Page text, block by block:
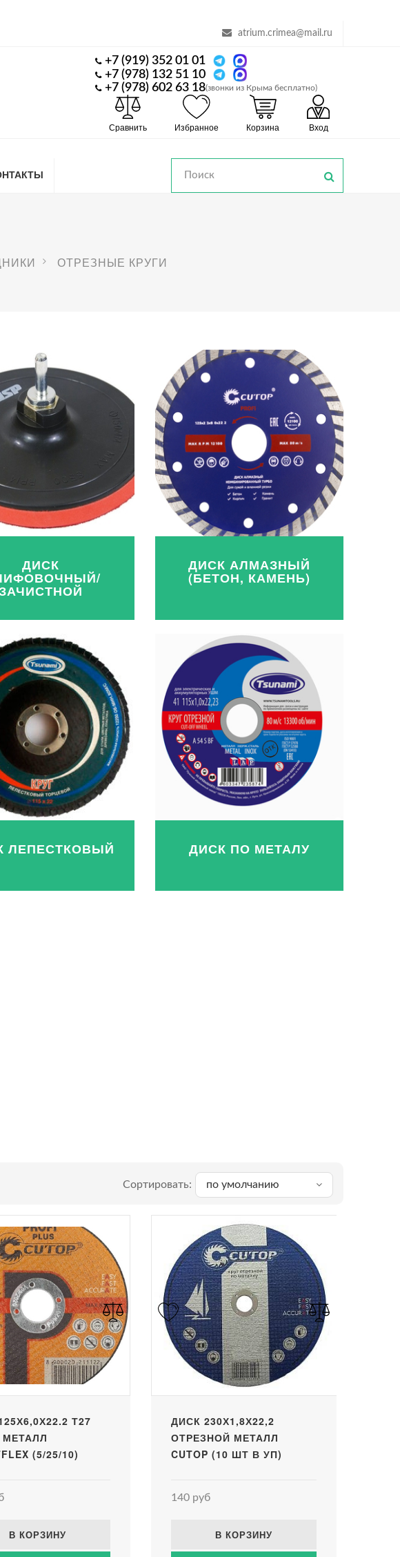
atrium.crimea@mail.ru
+7 (919) 352 01 01
+7 (978) 132 51 10
+7 (978) 602 63 18(звонки из Крыма бесплатно)
Сравнить Избранное Корзина Вход
ОТРЕЗНЫЕ КРУГИ
ДИСК ДИСК АЛМАЗНЫЙ
(БЕТОН, КАМЕНЬ)
ЛЕПЕСТКОВЫЙ ДИСК ПО МЕТАЛУ
Сортировать: по умолчанию
Т27
(5/25/10)
В КОРЗИНУ
ДИСК 230Х1,8Х22,2
ОТРЕЗНОЙ МЕТАЛЛ
CUTOP (10 ШТ В УП)
140 руб
В КОРЗИНУ